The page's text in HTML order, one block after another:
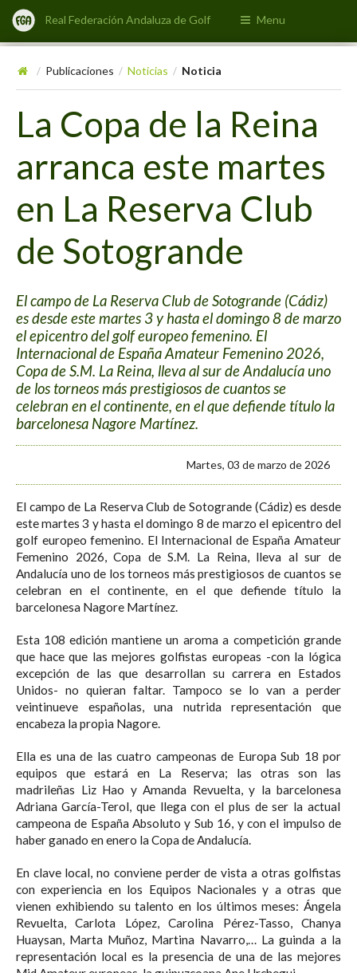
Real Federación Andaluza de Golf Menu
/ Publicaciones / Noticias / Noticia
La Copa de la Reina
arranca este martes
en La Reserva Club
de Sotogrande
El campo de La Reserva Club de Sotogrande (Cádiz)
es desde este martes 3 y hasta el domingo 8 de marzo
el epicentro del golf europeo femenino. El
Internacional de España Amateur Femenino 2026,
Copa de S.M. La Reina, lleva al sur de Andalucía uno
de los torneos más prestigiosos de cuantos se
celebran en el continente, en el que defiende título la
barcelonesa Nagore Martínez.
Martes, 03 de marzo de 2026
El campo de La Reserva Club de Sotogrande (Cádiz) es desde
este martes 3 y hasta el domingo 8 de marzo el epicentro del
golf europeo femenino. El Internacional de España Amateur
Femenino 2026, Copa de S.M. La Reina, lleva al sur de
Andalucía uno de los torneos más prestigiosos de cuantos se
celebran en el continente, en el que defiende título la
barcelonesa Nagore Martínez.
Esta 108 edición mantiene un aroma a competición grande
que hace que las mejores golfistas europeas -con la lógica
excepción de las que desarrollan su carrera en Estados
Unidos- no quieran faltar. Tampoco se lo van a perder
veintinueve españolas, una nutrida representación que
encabeza la propia Nagore.
Ella es una de las cuatro campeonas de Europa Sub 18 por
equipos que estará en La Reserva; las otras son las
madrileñas Liz Hao y Amanda Revuelta, y la barcelonesa
Adriana García-Terol, que llega con el plus de ser la actual
campeona de España Absoluto y Sub 16, y con el impulso de
haber ganado en enero la Copa de Andalucía.
En clave local, no conviene perder de vista a otras golfistas
con experiencia en los Equipos Nacionales y a otras que
vienen exhibiendo su talento en los últimos meses: Ángela
Revuelta, Carlota López, Carolina Pérez-Tasso, Chanya
Huaysan, Marta Muñoz, Martina Navarro,… La guinda a la
representación local es la presencia de una de las mejores